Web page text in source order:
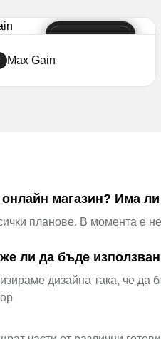
Max Gain
магазин? Има ли
планове. В момента е
ли да бъде
дизайна така, че да